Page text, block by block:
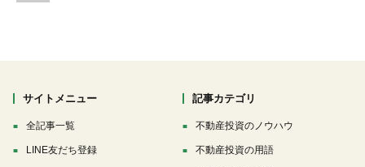
サイトメニュー
全記事一覧
LINE友だち登録
記事カテゴリ
不動産投資のノウハウ
不動産投資の用語